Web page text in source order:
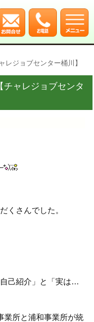
レジョブセンター桶川】
チャレジョブセンタ
くさんでした。
己紹介」と「実は…
業所と浦和事業所が統